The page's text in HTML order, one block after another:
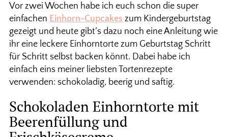
Vor zwei Wochen habe ich euch schon die super
einfachen Einhorn-Cupcakes zum Kindergeburtstag
gezeigt und heute gibt’s dazu noch eine Anleitung wie
ihr eine leckere Einhorntorte zum Geburtstag Schritt
für Schritt selbst backen könnt. Dabei habe ich
einfach eins meiner liebsten Tortenrezepte
verwenden: schokoladig, beerig und saftig.
Schokoladen Einhorntorte mit
Beerenfüllung und